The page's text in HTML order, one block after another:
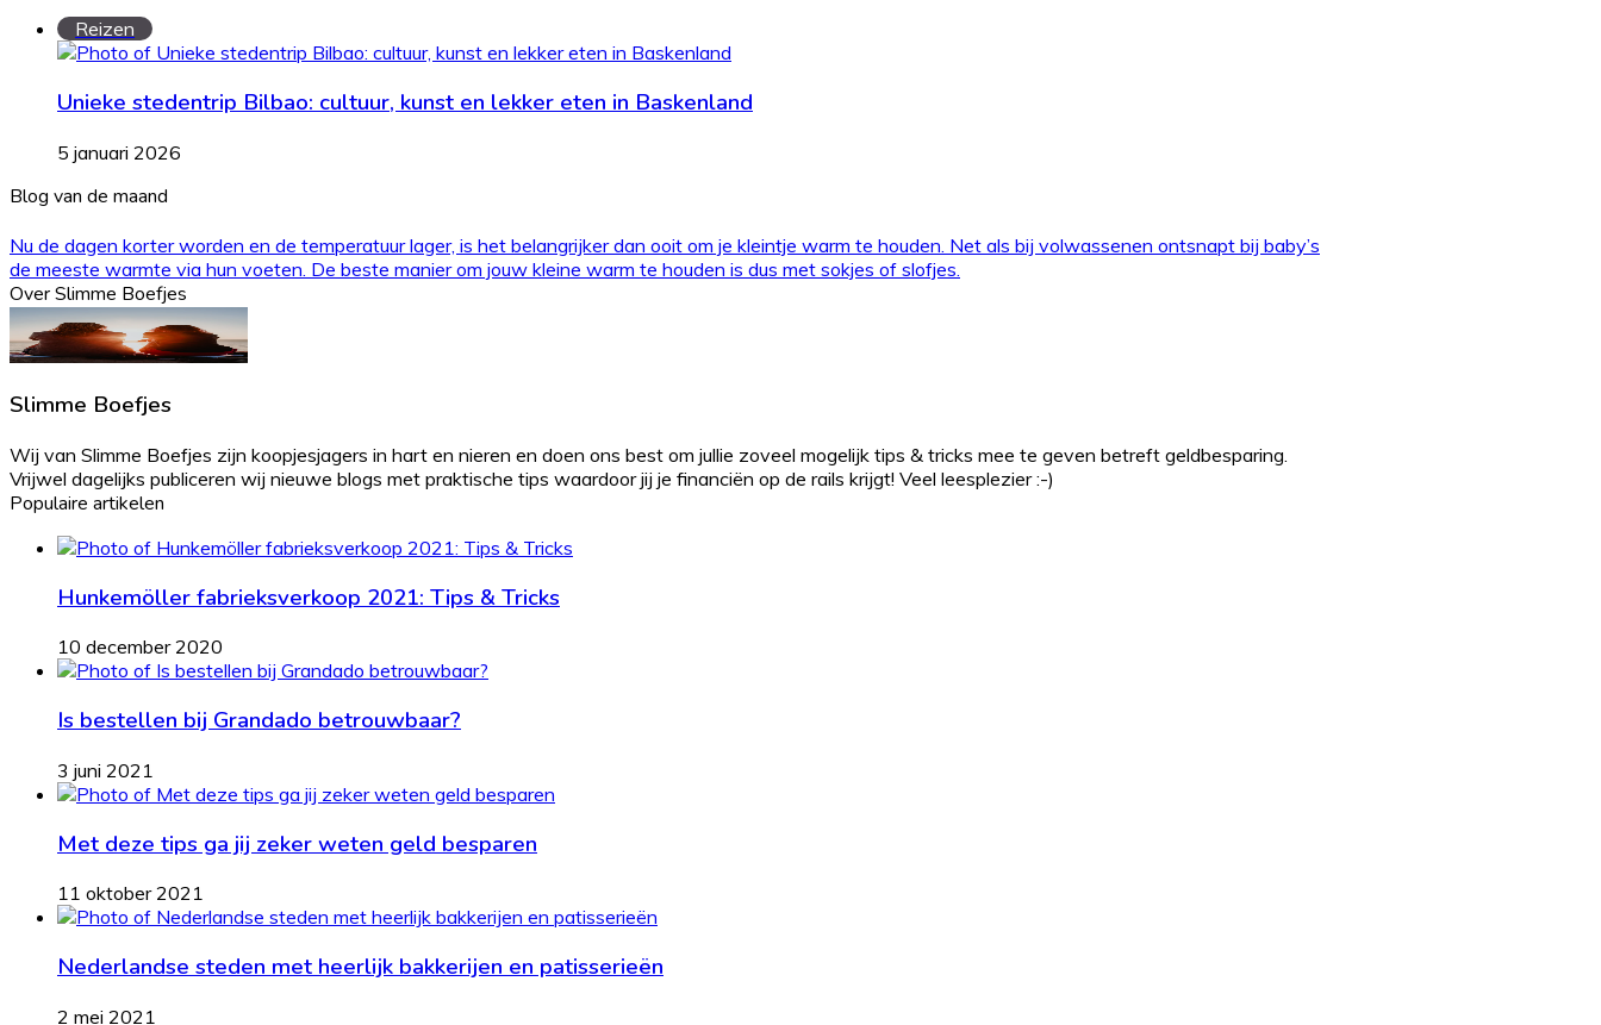
Reizen
Unieke stedentrip Bilbao: cultuur, kunst en lekker eten in Baskenland
5 januari 2026
Blog van de maand
Nu de dagen korter worden en de temperatuur lager, is het belangrijker dan ooit om je kleintje warm te houden. Net als bij volwassenen ontsnapt bij baby’s
de meeste warmte via hun voeten. De beste manier om jouw kleine warm te houden is dus met sokjes of slofjes.
Over Slimme Boefjes
Slimme Boefjes
Wij van Slimme Boefjes zijn koopjesjagers in hart en nieren en doen ons best om jullie zoveel mogelijk tips & tricks mee te geven betreft geldbesparing.
Vrijwel dagelijks publiceren wij nieuwe blogs met praktische tips waardoor jij je financiën op de rails krijgt! Veel leesplezier :-)
Populaire artikelen
Hunkemöller fabrieksverkoop 2021: Tips & Tricks
10 december 2020
Is bestellen bij Grandado betrouwbaar?
3 juni 2021
Met deze tips ga jij zeker weten geld besparen
11 oktober 2021
Nederlandse steden met heerlijk bakkerijen en patisserieën
2 mei 2021